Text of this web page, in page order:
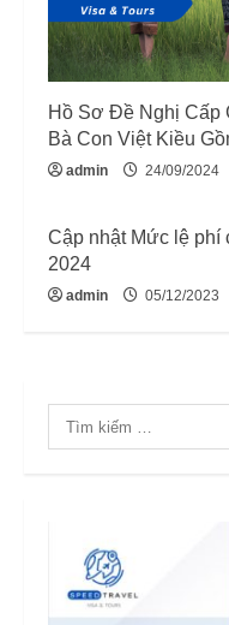
Hồ Sơ Đề Nghị Cấp
Bà Con Việt Kiều
admin 24/09/2024
Cập nhật Mức lệ phí
2024
admin 05/12/2023
Tìm
kiếm